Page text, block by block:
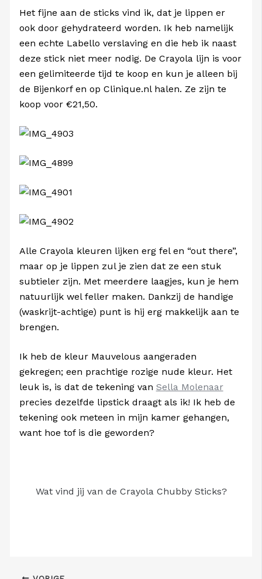
Het fijne aan de sticks vind ik, dat je lippen er
ook door gehydrateerd worden. Ik heb namelijk
een echte Labello verslaving en die heb ik naast
deze stick niet meer nodig. De Crayola lijn is voor
een gelimiteerde tijd te koop en kun je alleen bij
de Bijenkorf en op Clinique.nl halen. Ze zijn te
koop voor €21,50.
Alle Crayola kleuren lijken erg fel en “out there”,
maar op je lippen zul je zien dat ze een stuk
subtieler zijn. Met meerdere laagjes, kun je hem
natuurlijk wel feller maken. Dankzij de handige
(waskrijt-achtige) punt is hij erg makkelijk aan te
brengen.
Ik heb de kleur Mauvelous aangeraden
gekregen; een prachtige rozige nude kleur. Het
leuk is, is dat de tekening van Sella Molenaar
precies dezelfde lipstick draagt als ik! Ik heb de
tekening ook meteen in mijn kamer gehangen,
want hoe tof is die geworden?
Wat vind jij van de Crayola Chubby Sticks?